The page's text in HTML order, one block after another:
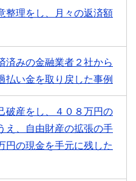
整理をし、月々の返済額
済みの金融業者２社から
払い金を取り戻した事例
破産をし、４０８万円の
え、自由財産の拡張の手
円の現金を手元に残した